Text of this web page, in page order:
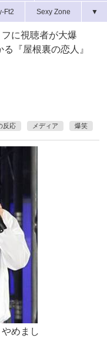
Ft2 Sexy Zone ▼
に視聴者が大爆
『屋根裏の恋人』
反応 メディア 爆笑
めまし